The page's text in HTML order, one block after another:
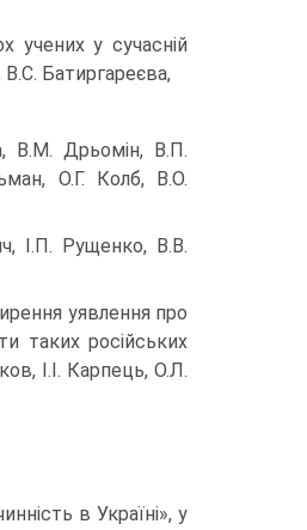
учених у сучасній
В.С. Батиргареєва,
В.М. Дрьомін, В.П.
О.Г. Колб, В.О.
І.П. Рущенко, В.В.
уявлення про
таких російських
І.І. Карпець, О.Л.
в Україні», у